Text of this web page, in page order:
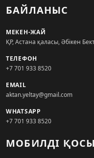
БАЙЛАНЫС
МЕКЕН-ЖАЙ
ҚР, Астана қаласы, Әбікен
ТЕЛЕФОН
+7 701 933 8520
EMAIL
aktan.yeltay@gmail.com
WHATSAPP
+7 701 933 8520
МОБИЛДІ